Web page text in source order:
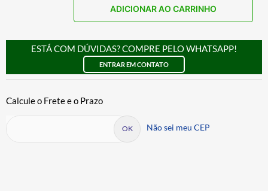
ADICIONAR AO CARRINHO
ESTÁ COM DÚVIDAS? COMPRE PELO WHATSAPP!
ENTRAR EM CONTATO
Não sei meu CEP